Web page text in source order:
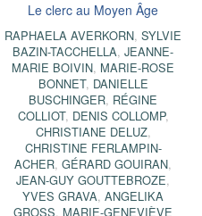
Le clerc au Moyen Âge
RAPHAELA AVERKORN,SYLVIE
BAZIN-TACCHELLA,JEANNE-
MARIE BOIVIN, MARIE-ROSE
BONNET, DANIELLE
BUSCHINGER, RÉGINE
COLLIOT, DENIS COLLOMP,
CHRISTIANE DELUZ,
CHRISTINE FERLAMPIN-
ACHER,GÉRARD GOUIRAN,
JEAN-GUY GOUTTEBROZE,
YVES GRAVA,ANGELIKA
GROSS, MARIE-GENEVIÈVE